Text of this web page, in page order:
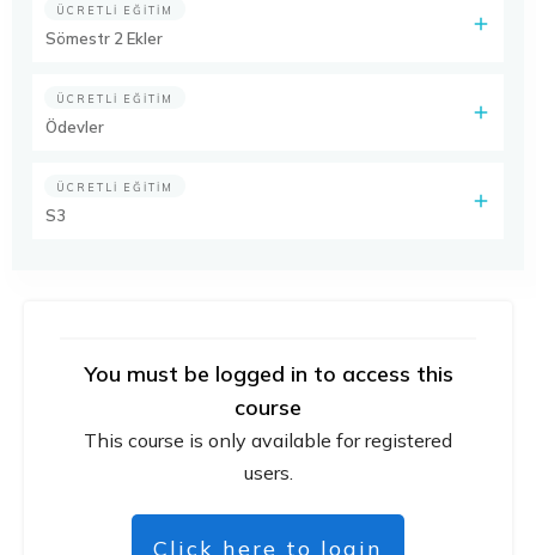
You must be logged in to access this
course
This course is only available for registered
users.
Click here to login
ÜCRETLI EĞITIM
Sömestr 2 Ekler
ÜCRETLI EĞITIM
Ödevler
ÜCRETLI EĞITIM
S3